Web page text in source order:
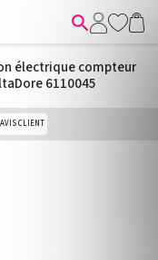

électrique compteur
6110045
AVIS CLIENT